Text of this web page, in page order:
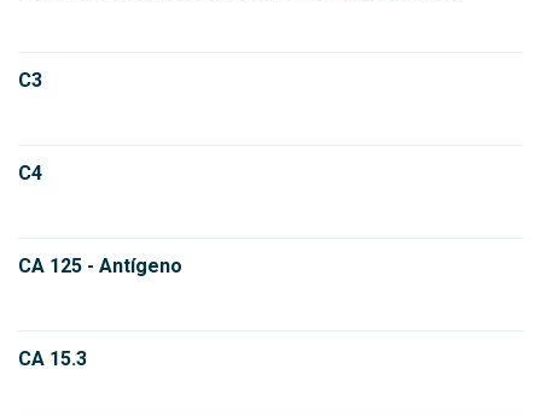
C3
C4
CA 125 - Antígeno
CA 15.3